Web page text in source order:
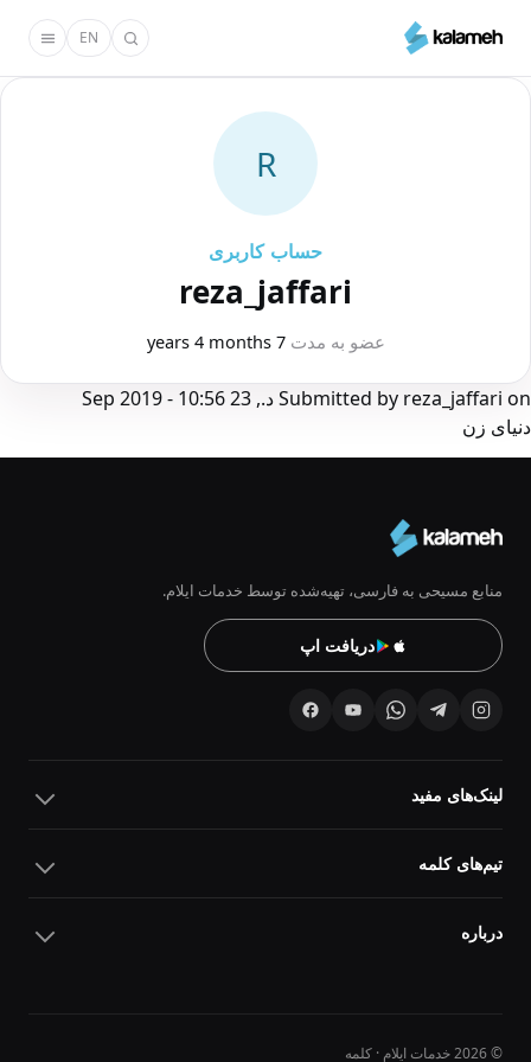
محتوای
اصلی
EN
R
حساب کاربری
reza_jaffari
عضو به مدت 7 years 4 months
Submitted by reza_jaffari on
د., 23 Sep 2019 - 10:56
دنیای زن
منابع مسیحی به فارسی، تهیه‌شده توسط خدمات ایلام.
دریافت اپ
لینک‌های مفید
تیم‌های کلمه
درباره
© 2026 خدمات ایلام · کلمه